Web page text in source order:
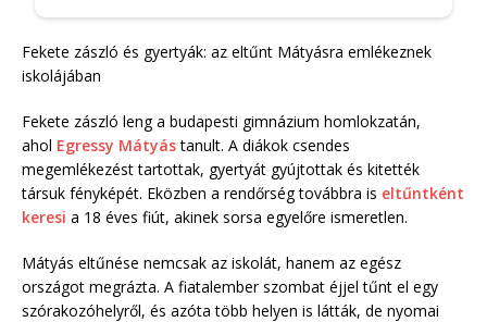
Fekete zászló és gyertyák: az eltűnt Mátyásra emlékeznek
iskolájában
Fekete zászló leng a budapesti gimnázium homlokzatán,
ahol Egressy Mátyástanult. A diákok csendes
megemlékezést tartottak, gyertyát gyújtottak és kitették
társuk fényképét. Eközben a rendőrség továbbra is eltűntként
keresi a 18 éves fiút, akinek sorsa egyelőre ismeretlen.
Mátyás eltűnése nemcsak az iskolát, hanem az egész
országot megrázta. A fiatalember szombat éjjel tűnt el egy
szórakozóhelyről, és azóta több helyen is látták, de nyomai